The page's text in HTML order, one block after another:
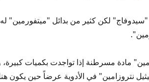
لكن كثير من بدائل "ميتفورمين" له
نتروزامين" في الأدوية عرضاً حين يكون